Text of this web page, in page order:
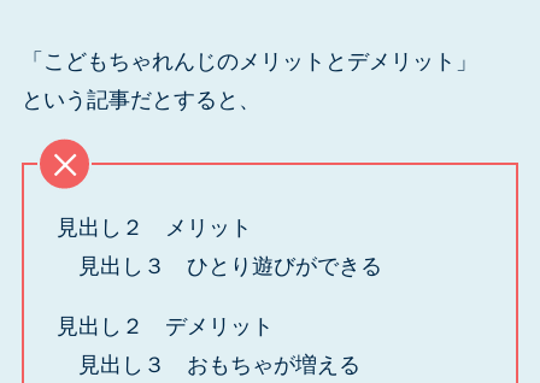
「こどもちゃれんじのメリットとデメリット」
という記事だとすると、
見出し２ メリット
見出し３ ひとり遊びができる
見出し２ デメリット
見出し３ おもちゃが増える